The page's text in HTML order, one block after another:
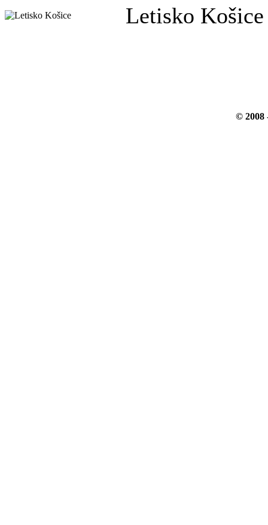
Letisko Košice
© 2008